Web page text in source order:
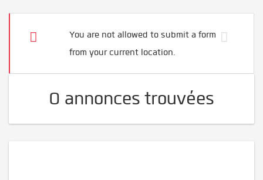
You are not allowed to submit a form
from your current location.
0 annonces trouvées